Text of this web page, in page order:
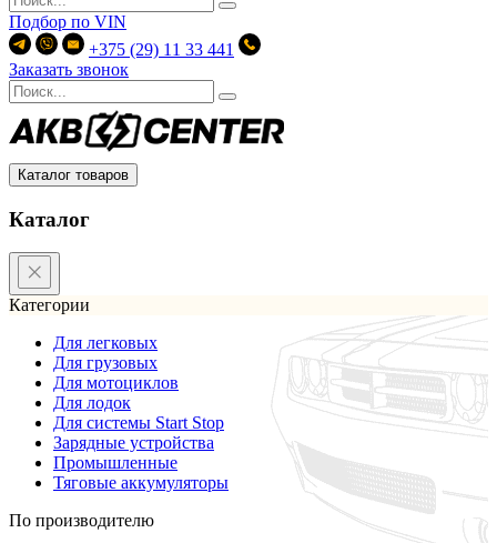
Подбор по VIN
+375 (29) 11 33 441
Заказать звонок
Каталог товаров
Каталог
Категории
Для легковых
Для грузовых
Для мотоциклов
Для лодок
Для системы Start Stop
Зарядные устройства
Промышленные
Тяговые аккумуляторы
По производителю